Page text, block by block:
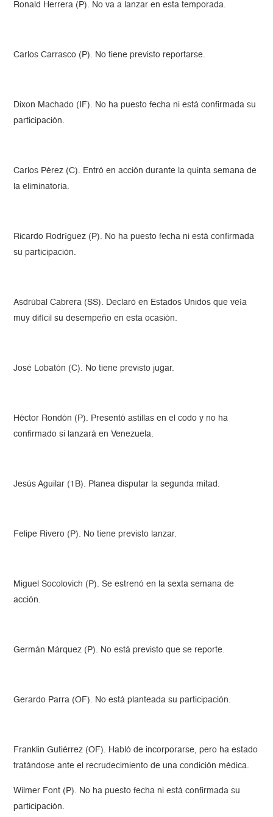
Ronald Herrera (P). No va a lanzar en esta temporada.
Carlos Carrasco (P). No tiene previsto reportarse.
Dixon Machado (IF). No ha puesto fecha ni está confirmada su
participación.
Carlos Pérez (C). Entró en acción durante la quinta semana de
la eliminatoria.
Ricardo Rodríguez (P). No ha puesto fecha ni está confirmada
su participación.
Asdrúbal Cabrera (SS). Declaró en Estados Unidos que veía
muy difícil su desempeño en esta ocasión.
José Lobatón (C). No tiene previsto jugar.
Héctor Rondón (P). Presentó astillas en el codo y no ha
confirmado si lanzará en Venezuela.
Jesús Aguilar (1B). Planea disputar la segunda mitad.
Felipe Rivero (P). No tiene previsto lanzar.
Miguel Socolovich (P). Se estrenó en la sexta semana de
acción.
Germán Márquez (P). No está previsto que se reporte.
Gerardo Parra (OF). No está planteada su participación.
Franklin Gutiérrez (OF). Habló de incorporarse, pero ha estado
tratándose ante el recrudecimiento de una condición médica.
Wilmer Font (P). No ha puesto fecha ni está confirmada su
participación.